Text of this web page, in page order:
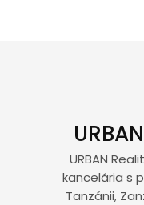
URBAN
kancelária s
Tanzánii,